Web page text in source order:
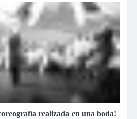
realizada en una boda!